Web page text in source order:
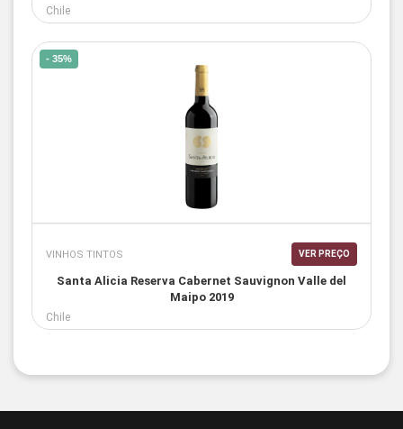
Chile
- 35%
VINHOS TINTOS VER PREÇO
Santa Alicia Reserva Cabernet Sauvignon Valle del
Maipo 2019
Chile